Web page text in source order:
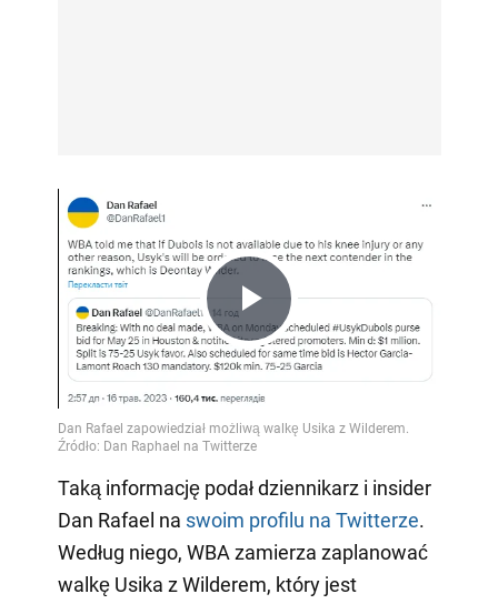
Play
Video
Taką informację podał dziennikarz i insider
Dan Rafael na swoim profilu na Twitterze.
Według niego, WBA zamierza zaplanować
walkę Usika z Wilderem, który jest